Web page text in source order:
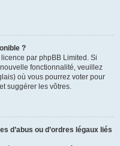
?
par phpBB Limited. Si
fonctionnalité, veuillez
où vous pourrez voter pour
suggérer les vôtres.
d’abus ou d’ordres légaux liés